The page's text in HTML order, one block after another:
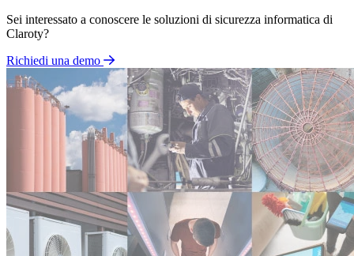
Sei interessato a conoscere le soluzioni di sicurezza informatica di
Claroty?
Richiedi una demo